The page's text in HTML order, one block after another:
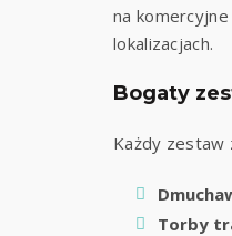
na
lokalizacjach.
Bogaty
Każdy zestaw
Torby